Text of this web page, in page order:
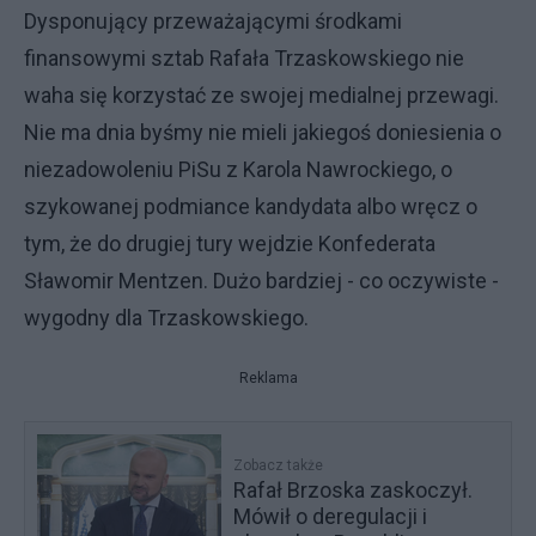
Dysponujący przeważającymi środkami
finansowymi sztab Rafała Trzaskowskiego nie
waha się korzystać ze swojej medialnej przewagi.
Nie ma dnia byśmy nie mieli jakiegoś doniesienia o
niezadowoleniu PiSu z Karola Nawrockiego, o
szykowanej podmiance kandydata albo wręcz o
tym, że do drugiej tury wejdzie Konfederata
Sławomir Mentzen. Dużo bardziej - co oczywiste -
wygodny dla Trzaskowskiego.
Reklama
Zobacz także
Rafał Brzoska zaskoczył.
Mówił o deregulacji i